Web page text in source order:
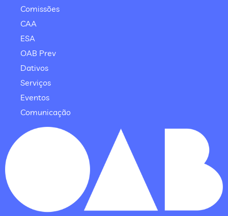
Comissões
CAA
ESA
OAB Prev
Dativos
Serviços
Eventos
Comunicação